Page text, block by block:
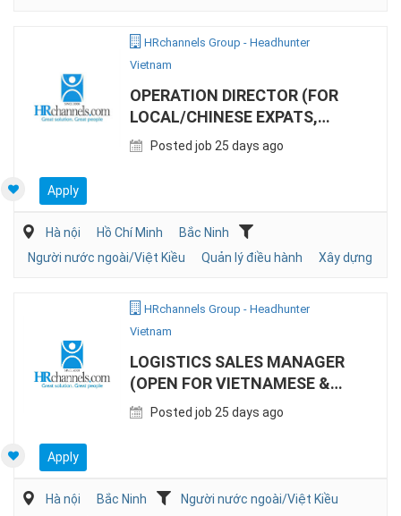
HRchannels Group - Headhunter
Vietnam
OPERATION DIRECTOR (FOR
LOCAL/CHINESE EXPATS,
CONSTRUCTION)
Posted job 25 days ago
Apply
Hà nội Hồ Chí Minh
Bắc Ninh
Người nước ngoài/Việt Kiều
Quản lý điều hành Xây dựng
HRchannels Group - Headhunter
Vietnam
LOGISTICS SALES MANAGER
(OPEN FOR VIETNAMESE &
EXPAT)Posted job 25 days ago
Apply
Hà nội Bắc Ninh
Người nước ngoài/Việt Kiều